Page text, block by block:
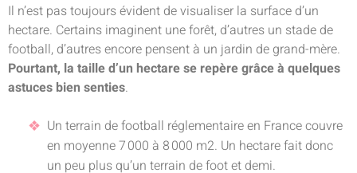
Il n’est pas toujours évident de visualiser la surface d’un
hectare. Certains imaginent une forêt, d’autres un stade de
football, d’autres encore pensent à un jardin de grand-mère.
Pourtant, la taille d’un hectare se repère grâce à quelques
astuces bien senties.
Un terrain de football réglementaire en France couvre
en moyenne 7 000 à 8 000 m2. Un hectare fait donc
un peu plus qu’un terrain de foot et demi.